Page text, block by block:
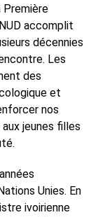
Première
accomplit
décennies
Les
des
et
nos
jeunes filles
Unies. En
ivoirienne